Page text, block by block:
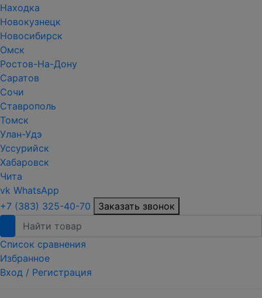
Находка
Новокузнецк
Новосибирск
Омск
Ростов-На-Дону
Саратов
Сочи
Ставрополь
Томск
Улан-Удэ
Уссурийск
Хабаровск
Чита
vk WhatsApp
+7 (383) 325-40-70
Заказать звонок
Список сравнения
Избранное
Вход / Регистрация